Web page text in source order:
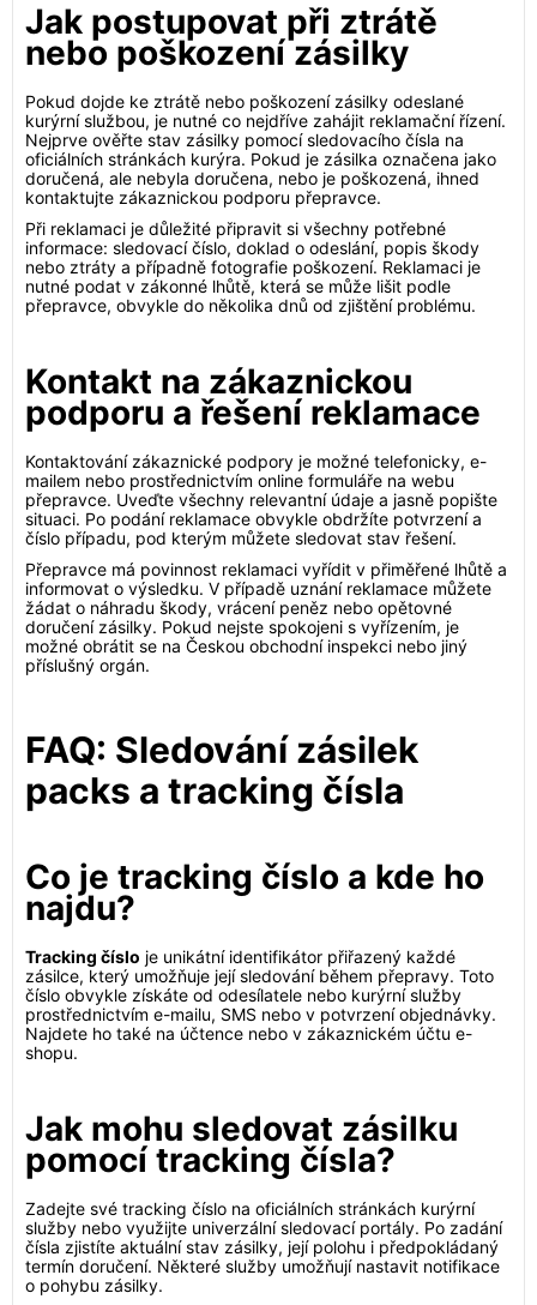
Jak postupovat při ztrátě
nebo poškození zásilky
Pokud dojde ke ztrátě nebo poškození zásilky odeslané
kurýrní službou, je nutné co nejdříve zahájit reklamační řízení.
Nejprve ověřte stav zásilky pomocí sledovacího čísla na
oficiálních stránkách kurýra. Pokud je zásilka označena jako
doručená, ale nebyla doručena, nebo je poškozená, ihned
kontaktujte zákaznickou podporu přepravce.
Při reklamaci je důležité připravit si všechny potřebné
informace: sledovací číslo, doklad o odeslání, popis škody
nebo ztráty a případně fotografie poškození. Reklamaci je
nutné podat v zákonné lhůtě, která se může lišit podle
přepravce, obvykle do několika dnů od zjištění problému.
Kontakt na zákaznickou
podporu a řešení reklamace
Kontaktování zákaznické podpory je možné telefonicky, e-
mailem nebo prostřednictvím online formuláře na webu
přepravce. Uveďte všechny relevantní údaje a jasně popište
situaci. Po podání reklamace obvykle obdržíte potvrzení a
číslo případu, pod kterým můžete sledovat stav řešení.
Přepravce má povinnost reklamaci vyřídit v přiměřené lhůtě a
informovat o výsledku. V případě uznání reklamace můžete
žádat o náhradu škody, vrácení peněz nebo opětovné
doručení zásilky. Pokud nejste spokojeni s vyřízením, je
možné obrátit se na Českou obchodní inspekci nebo jiný
příslušný orgán.
FAQ: Sledování zásilek
packs a tracking čísla
Co je tracking číslo a kde ho
najdu?
Tracking číslo je unikátní identifikátor přiřazený každé
zásilce, který umožňuje její sledování během přepravy. Toto
číslo obvykle získáte od odesílatele nebo kurýrní služby
prostřednictvím e-mailu, SMS nebo v potvrzení objednávky.
Najdete ho také na účtence nebo v zákaznickém účtu e-
shopu.
Jak mohu sledovat zásilku
pomocí tracking čísla?
Zadejte své tracking číslo na oficiálních stránkách kurýrní
služby nebo využijte univerzální sledovací portály. Po zadání
čísla zjistíte aktuální stav zásilky, její polohu i předpokládaný
termín doručení. Některé služby umožňují nastavit notifikace
o pohybu zásilky.